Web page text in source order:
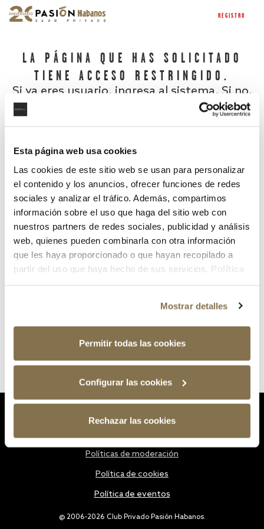
Esta página web usa cookies
Las cookies de este sitio web se usan para personalizar
el contenido y los anuncios, ofrecer funciones de redes
sociales y analizar el tráfico. Además, compartimos
información sobre el uso que haga del sitio web con
nuestros partners de redes sociales, publicidad y análisis
web, quienes pueden combinarla con otra información
que les haya proporcionado o que hayan recopilado a
partir del uso que haya hecho de sus servicios. Política
Mostrar detalles
Permitir todas las cookies
Configurar las cookies
Rechazar las cookies
REGISTRO
LA PÁGINA QUE HAS SOLICITADO
TIENE ACCESO RESTRINGIDO.
Si ya eres usuario, ingresa al sistema. Si no,
¿Has olvidado tu contraseña?
@ 2006-2026 Club Privado Pasión Habanos.
Políticas de moderación
Política de cookies
Política de eventos